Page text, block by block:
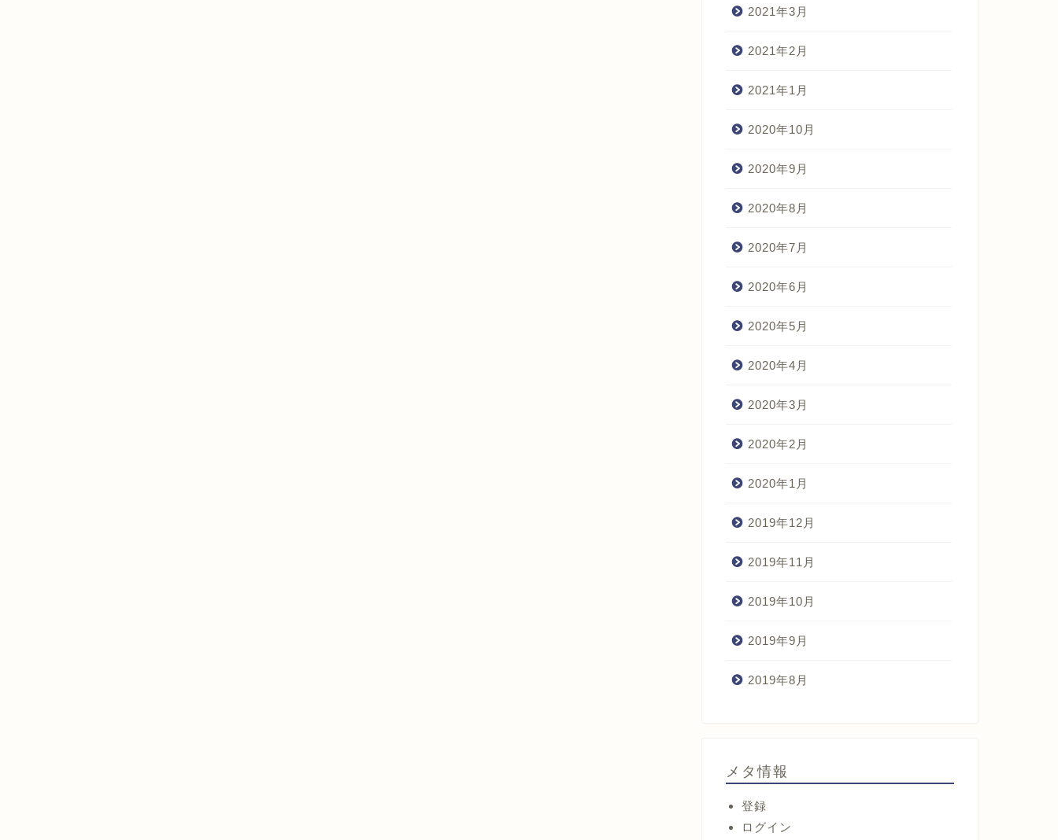
2021年3月
2021年2月
2021年1月
2020年10月
2020年9月
2020年8月
2020年7月
2020年6月
2020年5月
2020年4月
2020年3月
2020年2月
2020年1月
2019年12月
2019年11月
2019年10月
2019年9月
2019年8月
メタ情報
登録
ログイン